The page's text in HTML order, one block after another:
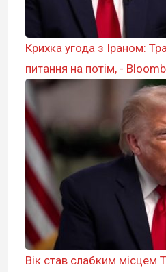
Крихка угода з Іраном:
питання на потім, -
Вік став слабким місцем